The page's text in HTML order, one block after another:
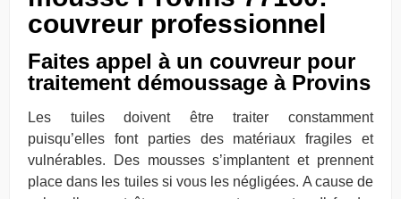
couvreur professionnel
Faites appel à un couvreur pour
traitement démoussage à Provins
Les tuiles doivent être traiter constamment
puisqu’elles font parties des matériaux fragiles et
vulnérables. Des mousses s’implantent et prennent
place dans les tuiles si vous les négligées. A cause de